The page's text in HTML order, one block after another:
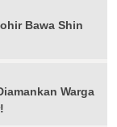
Bawa Shin
Warga